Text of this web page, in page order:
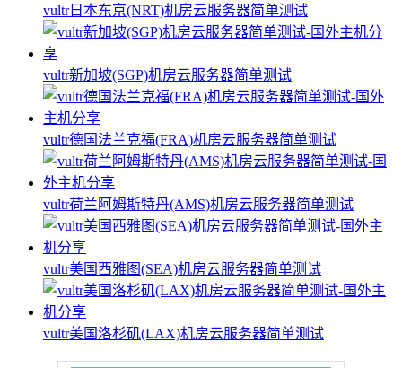
vultr日本东京(NRT)机房云服务器简单测试
vultr新加坡(SGP)机房云服务器简单测试
vultr德国法兰克福(FRA)机房云服务器简单测试
vultr荷兰阿姆斯特丹(AMS)机房云服务器简单测试
vultr美国西雅图(SEA)机房云服务器简单测试
vultr美国洛杉矶(LAX)机房云服务器简单测试